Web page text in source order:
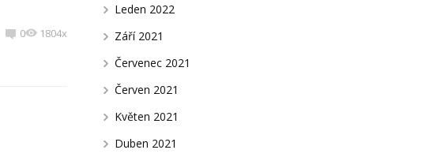
0 1804x
Leden 2022
Září 2021
Červenec 2021
Červen 2021
Květen 2021
Duben 2021